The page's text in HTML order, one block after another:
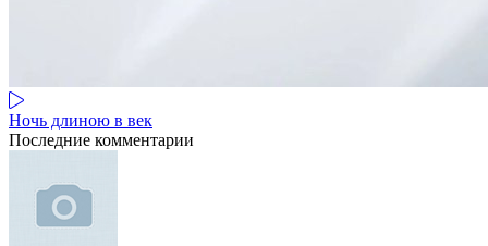
Ночь длиною в век
Последние комментарии